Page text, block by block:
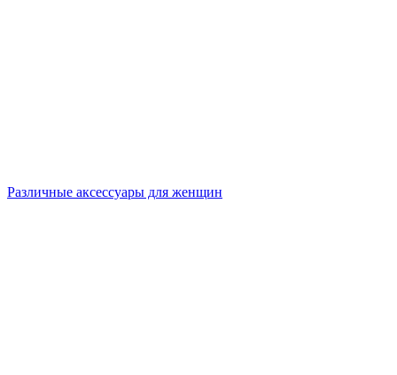
Различные аксессуары для женщин